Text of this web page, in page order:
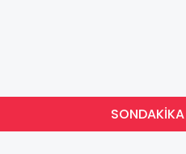
SONDAKİKA